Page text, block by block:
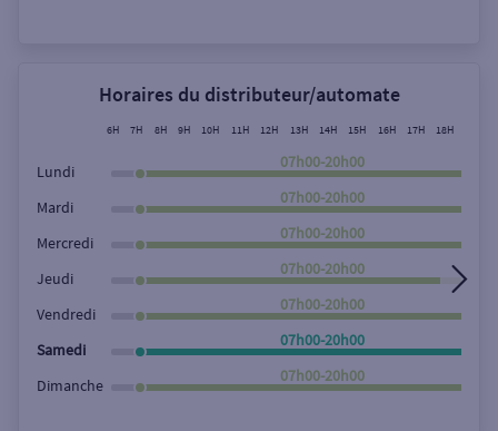
Rechercher
Horaires du distributeur/automate
6H 7H 8H 9H 10H 11H 12H 13H 14H 15H 16H 17H 18H
Lundi
07h00-20h00
Mardi
07h00-20h00
Mercredi
07h00-20h00
Jeudi
07h00-20h00
Vendredi
07h00-20h00
Samedi
07h00-20h00
Dimanche
07h00-20h00